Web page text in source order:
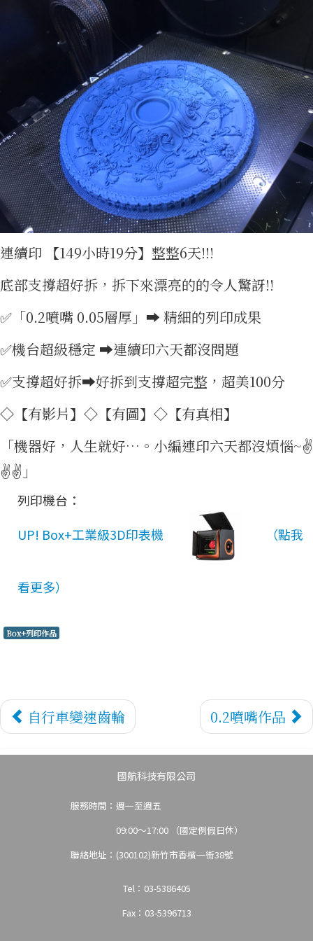
集
免費
資源
3D免
費試
連續印 【149小時19分】整整6天!!!
底部支撐超好拆，拆下來漂亮的的令人驚訝!!
✅「0.2噴嘴 0.05層厚」➡ 精細的列印成果
✅機台超級穩定 ➡連續印六天都沒問題
✅支撐超好拆➡好拆到支撐超完整，超美100分
◇【有影片】◇【有圖】◇【有真相】
「機器好，人生就好…。小編連印六天都沒煩惱~✌
✌✌」
列印機台：
UP! Box+工業級3D印表機
Box+列印作品
自行車變速齒輪 0.2噴嘴作品
國航科技有限公司
服務時間：週一至週五
09:00～17:00 （國定例假日休）
聯絡地址：(300102)新竹市香檳一街38號
Tel：03-5386405
Fax：03-5396713